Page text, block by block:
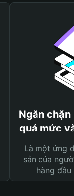
Ngăn chặn
quá mức
Là một ứng
sản của
hàng